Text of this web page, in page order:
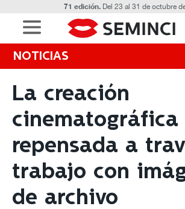
71 edición.Del 23 al 31 de octubre
NOTICIAS
La creación
cinematográfica
repensada a
trabajo con
de archivo